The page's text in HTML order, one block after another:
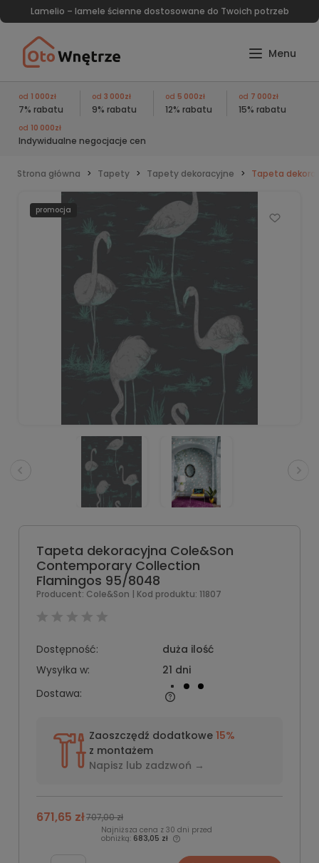
Lamelio – lamele ścienne dostosowane do Twoich potrzeb
od 1 000zł
7% rabatu
od 3 000zł
9% rabatu
od 5 000zł
12% rabatu
od 7 000zł
15% rabatu
od 10 000zł
Indywidualne negocjacje cen
Strona główna Tapety Tapety dekoracyjne Tapeta
promocja
Tapeta dekoracyjna Cole&Son
Contemporary Collection
Flamingos 95/8048
Producent: Cole&Son | Kod produktu: 11807
Dostępność:
duża ilość
Wysyłka w:
21 dni
Dostawa:
Zaoszczędź dodatkowe 15%
z montażem
Napisz lub zadzwoń →
671,65 zł707,00 zł
Najniższa cena z 30 dni przed
obniżką: 683,05 zł